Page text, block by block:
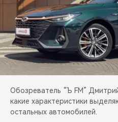
CHERY И СПОРТ
НАШИ МЕРОПРИЯТИЯ
CHERY ДЛЯ ДЕТЕЙ
Обозреватель “Ъ FM”
какие характеристики
остальных автомобилей.